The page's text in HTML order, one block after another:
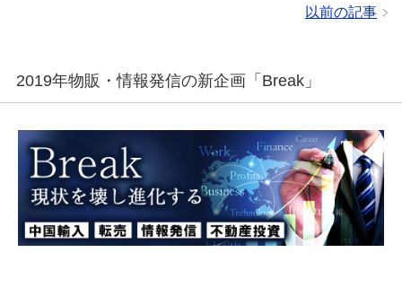
以前の記事
2019年物販・情報発信の新企画「Break」